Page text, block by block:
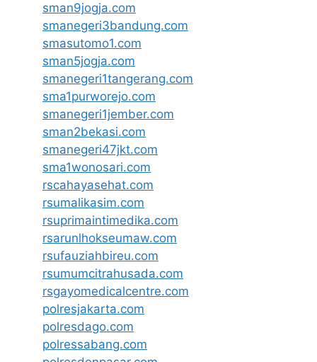
sman9jogja.com
smanegeri3bandung.com
smasutomo1.com
sman5jogja.com
smanegeri1tangerang.com
sma1purworejo.com
smanegeri1jember.com
sman2bekasi.com
smanegeri47jkt.com
sma1wonosari.com
rscahayasehat.com
rsumalikasim.com
rsuprimaintimedika.com
rsarunlhokseumaw.com
rsufauziahbireu.com
rsumumcitrahusada.com
rsgayomedicalcentre.com
polresjakarta.com
polresdago.com
polressabang.com